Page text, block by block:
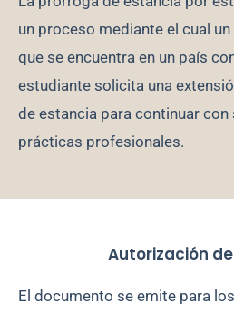
un proceso mediante el cual
que se encuentra en un país
estudiante solicita una
de estancia para continuar
prácticas profesionales.
Autorización
El documento se emite para